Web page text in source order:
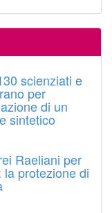
scienziati e
per
di un
sintetico
Raeliani per
protezione di